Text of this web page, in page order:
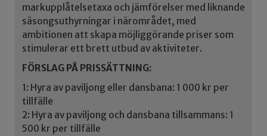
markupplåtelsetaxa och jämförelser med liknande
säsongsuthyrningar i närområdet, med
ambitionen att skapa möjliggörande priser som
stimulerar ett brett utbud av aktiviteter.
FÖRSLAG PÅ PRISSÄTTNING:
1: Hyra av paviljong eller dansbana: 1 000 kr per
tillfälle
2: Hyra av paviljong och dansbana tillsammans: 1
500 kr per tillfälle